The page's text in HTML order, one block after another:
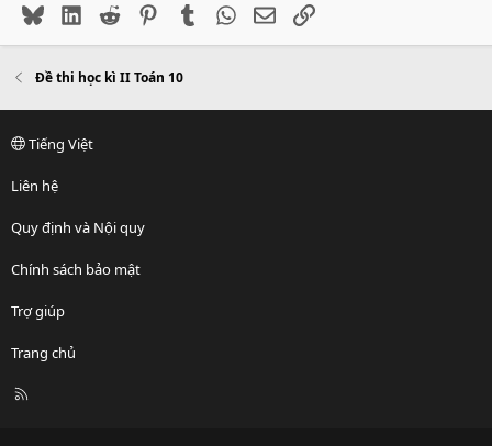
BlueskyLinkedIn
Reddit PinterestTumblr WhatsApp
EmailLink
Đề thi học kì II Toán 10
Tiếng Việt
Liên hệ
Quy định và Nội quy
Chính sách bảo mật
Trợ giúp
Trang chủ
R